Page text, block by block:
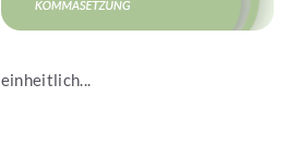
einheitlich...